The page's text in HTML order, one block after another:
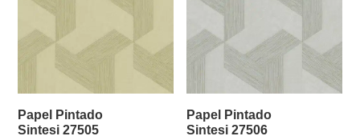
Papel Pintado
Sintesi 27505
Papel Pintado
Sintesi 27506